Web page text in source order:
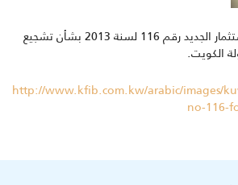
النص الكامل لقانون الاستثمار الجديد رقم 116 لسنة 2013 بشأن تشجيع
الكويت.
http://www.kfib.com.kw/arabic/images/
no-116-